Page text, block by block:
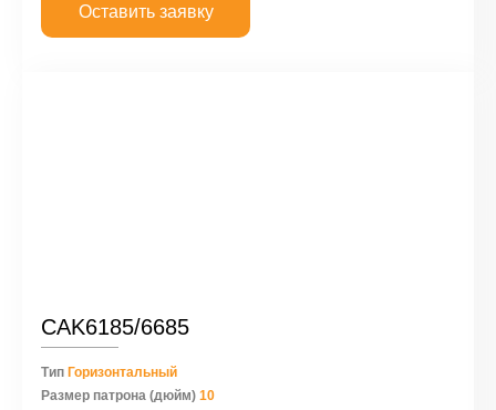
Оставить заявку
CAK6185/6685
Тип Горизонтальный
Размер патрона (дюйм) 10